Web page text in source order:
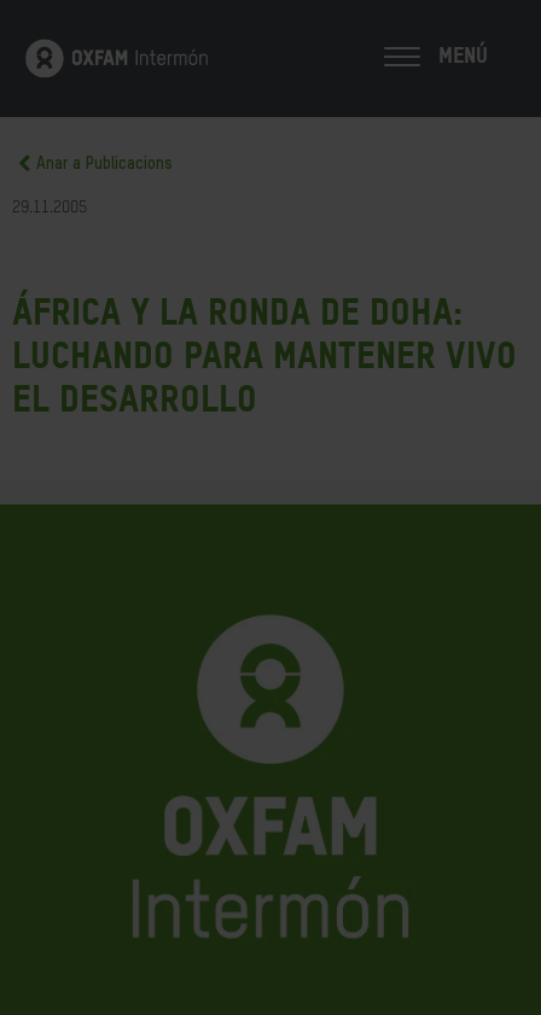
MENÚ
Anar a Publicacions
29.11.2005
áfrica y la Ronda de Doha:
Luchando para mantener vivo
el desarrollo